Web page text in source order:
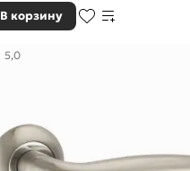
В корзину
5,0